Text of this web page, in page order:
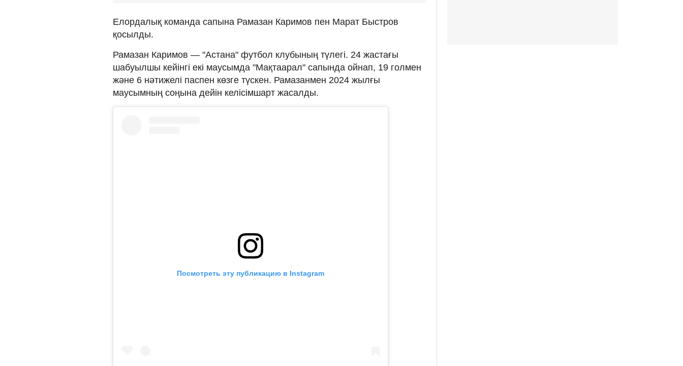
Елордалық команда сапына Рамазан Каримов пен Марат Быстров
қосылды.
Рамазан Каримов — "Астана" футбол клубының түлегі. 24 жастағы
шабуылшы кейінгі екі маусымда "Мақтаарал" сапында ойнап, 19 голмен
және 6 нәтижелі паспен көзге түскен. Рамазанмен 2024 жылғы
маусымның соңына дейін келісімшарт жасалды.
Посмотреть эту публикацию в Instagram